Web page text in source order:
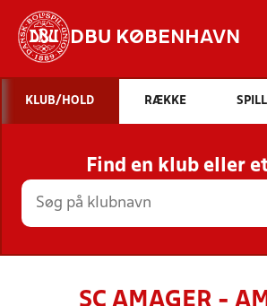
DBU KØBENHAVN
INDHOLD
STILLINGER, RESULTATER,
HOLD
KLUB/HOLD RÆKKE
Find en klub eller
SC AMAGER -